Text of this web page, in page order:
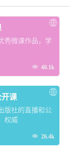
秀微课作品，学
 40.1k
开课
版社的直播和公
权威
 26.4k